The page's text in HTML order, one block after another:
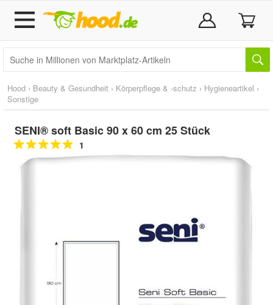
Hood › Beauty & Gesundheit › Körperpflege & -schutz › Hygieneartikel ›
Sonstige
SENI® soft Basic 90 x 60 cm 25 Stück
1